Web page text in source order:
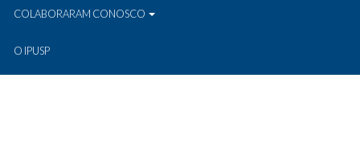
COLABORARAM CONOSCO
O IPUSP